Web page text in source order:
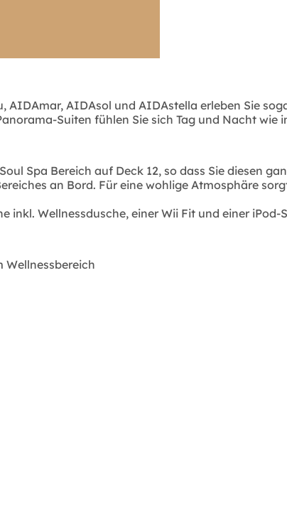
AIDAsol und AIDAstella erleben Sie
Suiten fühlen Sie sich Tag und Nacht wie
Spa Bereich auf Deck 12, so dass Sie diesen
an Bord. Für eine wohlige Atmosphäre
inkl. Wellnessdusche, einer Wii Fit und einer
Wellnessbereich